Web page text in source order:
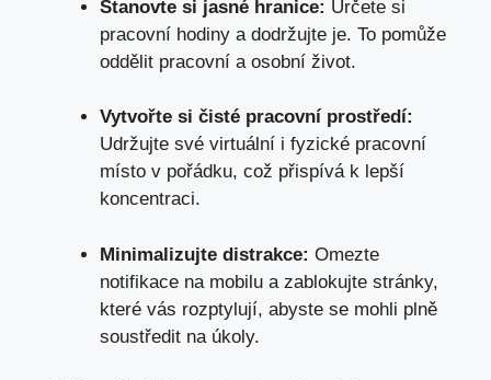
Stanovte si jasné hranice: Určete si
pracovní hodiny a dodržujte je. To pomůže
oddělit pracovní a osobní život.
Vytvořte si čisté pracovní prostředí:
Udržujte své virtuální i fyzické pracovní
místo v pořádku, což přispívá k lepší
koncentraci.
Minimalizujte distrakce: Omezte
notifikace na mobilu a zablokujte stránky,
které vás rozptylují, abyste se mohli plně
soustředit na úkoly.